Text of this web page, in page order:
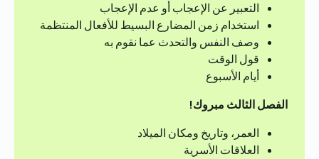
التعبير عن الإعجاب أو عدم الإعجاب
استخدام زمن المضارع البسيط للأفعال المنتظمة
وصف النفس والتحدث عما نقوم به
قول الوقت
أيام الأسبوع
الفصل الثالث مبروك!
العمر، وتاريخ ومكان الميلاد
العلاقات الأسرية